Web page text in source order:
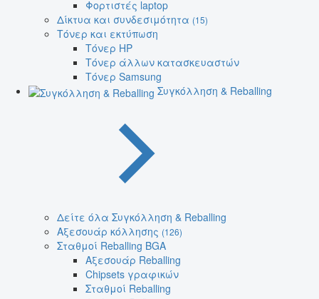
Φορτιστές laptop
Δίκτυα και συνδεσιμότητα (15)
Τόνερ και εκτύπωση
Τόνερ HP
Τόνερ άλλων κατασκευαστών
Τόνερ Samsung
Συγκόλληση & Reballing
Δείτε όλα Συγκόλληση & Reballing
Αξεσουάρ κόλλησης (126)
Σταθμοί Reballing BGA
Αξεσουάρ Reballing
Chipsets γραφικών
Σταθμοί Reballing